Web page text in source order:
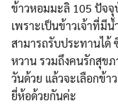
ข้าวหอมมะลิ 105 ปัจ
เพราะเป็นข้าวเจ้าที่มี
สามารถรับประทานได้
หวาน รวมถึงคนรักสุข
วันด้วย แล้วจะเลือกข้า
ยี่ห้อด้วยกันค่ะ